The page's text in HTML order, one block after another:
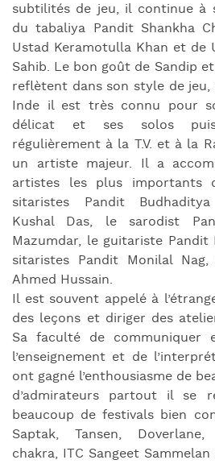
subtilités de jeu, il continue à
du tabaliya Pandit Shankha
Ustad Keramotulla Khan et de
Sahib. Le bon goût de Sandip
reflètent dans son style de jeu,
Inde il est très connu pour
délicat et ses solos
régulièrement à la T.V. et à la
un artiste majeur. Il a
artistes les plus importants
sitaristes Pandit
Kushal Das, le sarodist
Mazumdar, le guitariste Pandit
sitaristes Pandit Monilal
Ahmed Hussain.
Il est souvent appelé à
des leçons et diriger des
Sa faculté de communiquer
l’enseignement et de
ont gagné l’enthousiasme de
d’admirateurs partout il se
beaucoup de festivals bien
Saptak, Tansen,
chakra, ITC Sangeet